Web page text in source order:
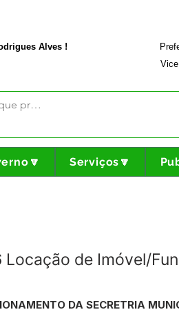
Alves !
Vice
Serviços🔽
de Imóvel/
DA SECRETRIA